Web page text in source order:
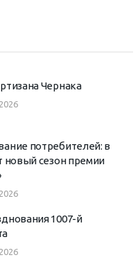
Чернака
потребителей: в
новый сезон премии
1007-й